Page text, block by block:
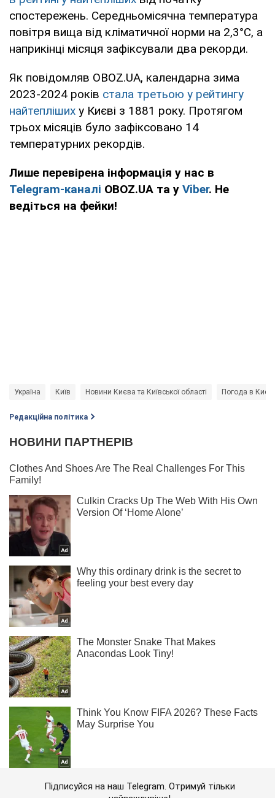
спостережень. Середньомісячна температура
повітря вища від кліматичної норми на 2,3°С, а
наприкінці місяця зафіксували два рекорди.
Як повідомляв OBOZ.UA, календарна зима
2023-2024 років стала третьою у рейтингу
найтепліших у Києві з 1881 року. Протягом
трьох місяців було зафіксовано 14
температурних рекордів.
Лише перевірена інформація у нас в
Telegram-каналі OBOZ.UA та у Viber. Не
ведіться на фейки!
Україна Київ Новини Києва та Київської області Погода в Києві
Редакційна політика
Підписуйся на наш Telegram. Отримуй тільки